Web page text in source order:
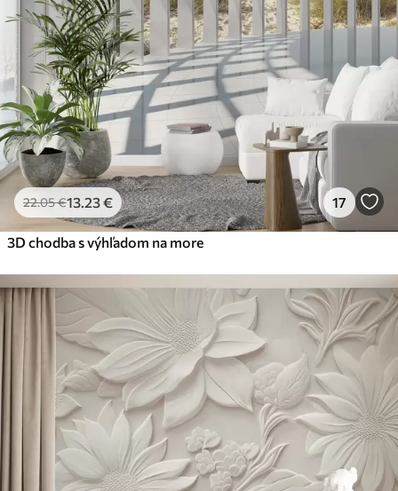
56.6734.00€/m²
Prémiový vinyl
65.0039.00€/m²
Peel and Stick
81.6749.00 €/m²
22.05€13 .23€ 17
3D chodba s výhľadom na more